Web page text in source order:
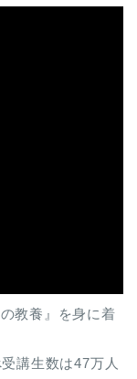
教養』を身に着
講生数は47万人